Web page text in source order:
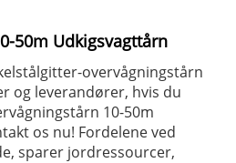
50m Udkigsvagttårn
overvågningstårn
og leverandører, hvis du
10-50m
os nu! Fordelene ved
sparer jordressourcer,